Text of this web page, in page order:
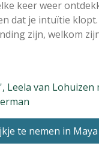
keer weer
dat je intuïtie
zijn, welkom
Leela van
te nemen in